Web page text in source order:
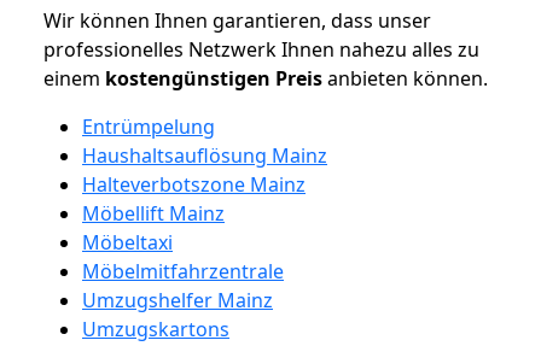
Wir können Ihnen garantieren, dass unser
professionelles Netzwerk Ihnen nahezu alles zu
einem kostengünstigen Preisanbieten können.
Entrümpelung
Haushaltsauflösung Mainz
Halteverbotszone Mainz
Möbellift Mainz
Möbeltaxi
Möbelmitfahrzentrale
Umzugshelfer Mainz
Umzugskartons